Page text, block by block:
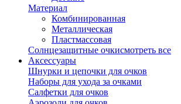
Материал
Комбинированная
Металлическая
Пластмассовая
Солнцезащитные очкисмотреть все
Аксессуары
Шнурки и цепочки для очков
Наборы для ухода за очками
Салфетки для очков